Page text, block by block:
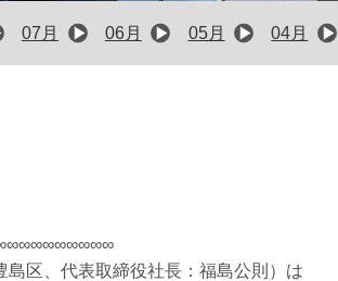
07月 06月 05月 04月
区、代表取締役社長：福島公則）は